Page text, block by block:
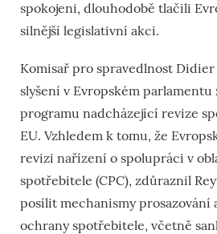
spokojeni, dlouhodobě tlačili
silnější legislativní akci.
Komisař pro spravedlnost
slyšení v Evropském parlamentu
programu nadcházející revize
EU. Vzhledem k tomu, že
revizi nařízení o spolupráci v
spotřebitele (CPC), zdůraznil
posílit mechanismy prosazování
ochrany spotřebitele, včetně